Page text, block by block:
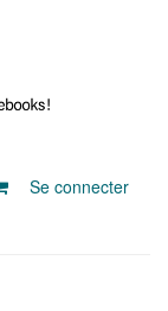
Se connecter